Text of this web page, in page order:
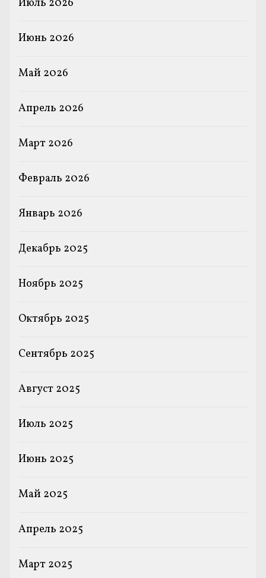
Июль 2026
Июнь 2026
Май 2026
Апрель 2026
Март 2026
Февраль 2026
Январь 2026
Декабрь 2025
Ноябрь 2025
Октябрь 2025
Сентябрь 2025
Август 2025
Июль 2025
Июнь 2025
Май 2025
Апрель 2025
Март 2025